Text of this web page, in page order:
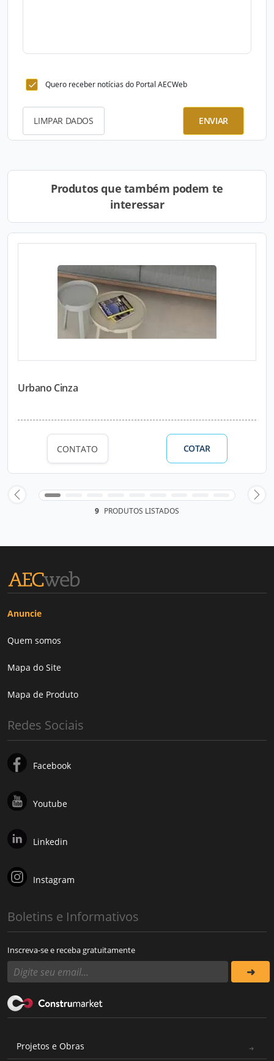
Quero receber notícias do Portal AECWeb
LIMPAR DADOS ENVIAR
Produtos que também podem te
interessar
Urbano Cinza
CONTATO COTAR
9 PRODUTOS LISTADOS
Anuncie
Quem somos
Mapa do Site
Mapa de Produto
Redes Sociais
Facebook
Youtube
Linkedin
Instagram
Boletins e Informativos
Inscreva-se e receba gratuitamente
Projetos e Obras